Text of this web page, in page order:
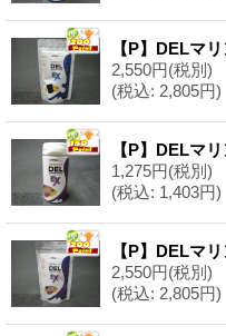
【P】DELマ
2,550円(税別)
(税込: 2,805円)
【P】DELマ
1,275円(税別)
(税込: 1,403円)
【P】DELマ
2,550円(税別)
(税込: 2,805円)